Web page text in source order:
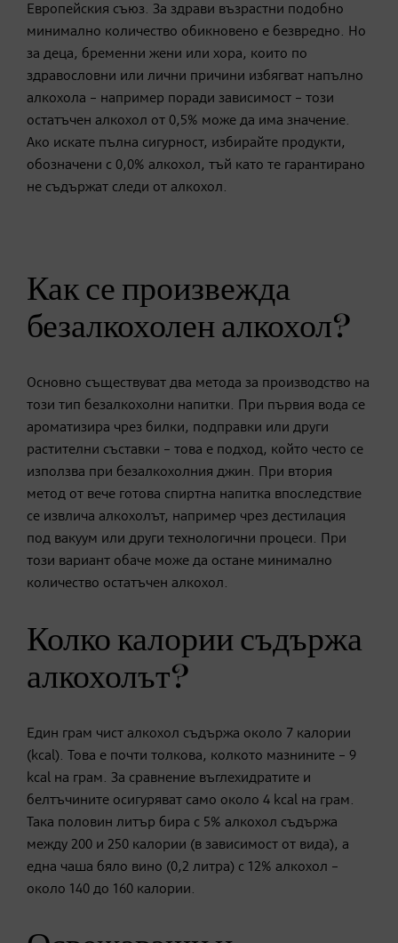
Европейския съюз. За здрави възрастни подобно
минимално количество обикновено е безвредно. Но
за деца, бременни жени или хора, които по
здравословни или лични причини избягват напълно
алкохола – например поради зависимост – този
остатъчен алкохол от 0,5% може да има значение.
Ако искате пълна сигурност, избирайте продукти,
обозначени с 0,0% алкохол, тъй като те гарантирано
не съдържат следи от алкохол.
Как се произвежда
безалкохолен алкохол?
Основно съществуват два метода за производство на
този тип безалкохолни напитки. При първия вода се
ароматизира чрез билки, подправки или други
растителни съставки – това е подход, който често се
използва при безалкохолния джин. При втория
метод от вече готова спиртна напитка впоследствие
се извлича алкохолът, например чрез дестилация
под вакуум или други технологични процеси. При
този вариант обаче може да остане минимално
количество остатъчен алкохол.
Колко калории съдържа
алкохолът?
Един грам чист алкохол съдържа около 7 калории
(kcal). Това е почти толкова, колкото мазнините – 9
kcal на грам. За сравнение въглехидратите и
белтъчините осигуряват само около 4 kcal на грам.
Така половин литър бира с 5% алкохол съдържа
между 200 и 250 калории (в зависимост от вида), а
една чаша бяло вино (0,2 литра) с 12% алкохол –
около 140 до 160 калории.